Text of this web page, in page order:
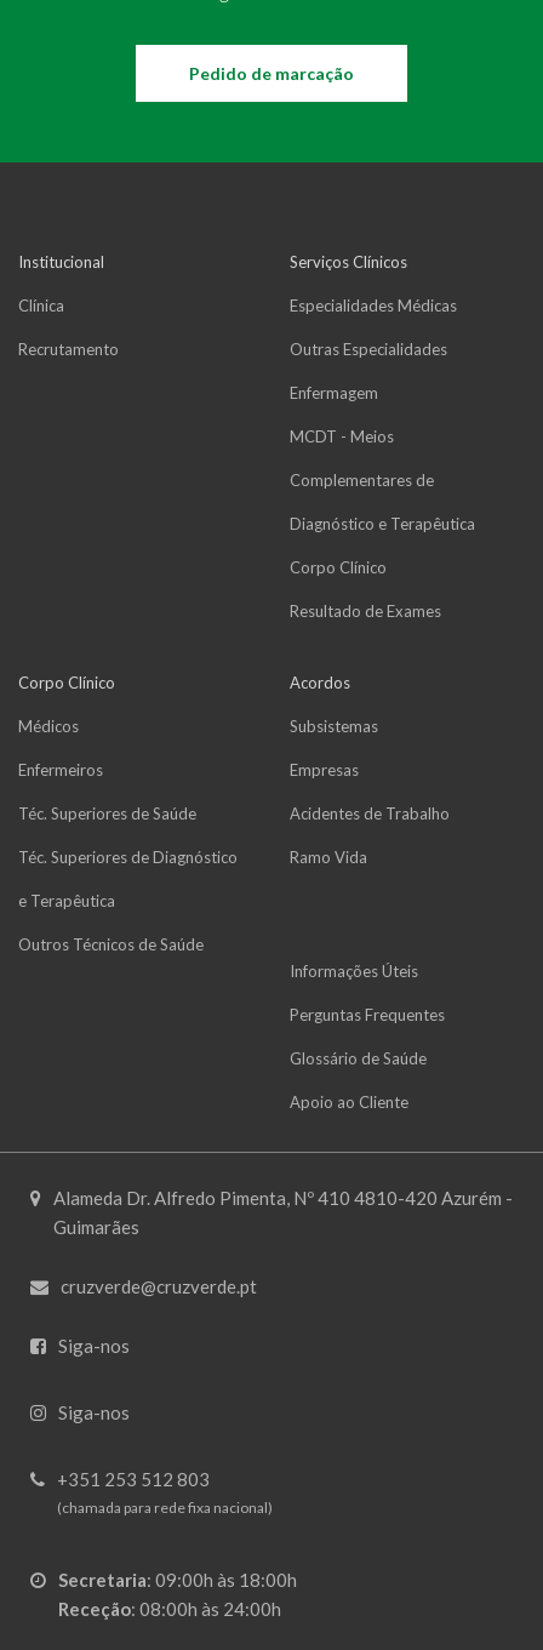
Pedido de marcação
Institucional
Clínica
Recrutamento
Serviços Clínicos
Especialidades Médicas
Outras Especialidades
Enfermagem
MCDT - Meios
Complementares de
Diagnóstico e Terapêutica
Corpo Clínico
Resultado de Exames
Corpo Clínico
Médicos
Enfermeiros
Téc. Superiores de Saúde
Téc. Superiores de Diagnóstico
e Terapêutica
Outros Técnicos de Saúde
Acordos
Subsistemas
Empresas
Acidentes de Trabalho
Ramo Vida
Informações Úteis
Perguntas Frequentes
Glossário de Saúde
Apoio ao Cliente
Alameda Dr. Alfredo Pimenta, Nº 410 4810-420 Azurém -
Guimarães
cruzverde@cruzverde.pt
Siga-nos
Siga-nos
+351 253 512 803
(chamada para rede fixa nacional)
Secretaria: 09:00h às 18:00h
Receção: 08:00h às 24:00h